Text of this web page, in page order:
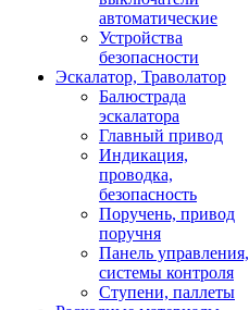
автоматические
Устройства
безопасности
Эскалатор, Траволатор
Балюстрада
эскалатора
Главный привод
Индикация,
проводка,
безопасность
Поручень, привод
поручня
Панель управления,
системы контроля
Ступени, паллеты